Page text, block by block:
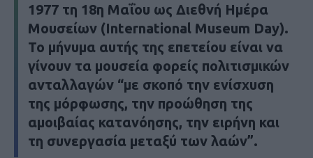
1977 τη 18η Μαΐου ως Διεθνή Ημέρα
Μουσείων (International Museum Day).
Το μήνυμα αυτής της επετείου είναι να
γίνουν τα μουσεία φορείς πολιτισμικών
ανταλλαγών “με σκοπό την ενίσχυση
της μόρφωσης, την προώθηση της
αμοιβαίας κατανόησης, την ειρήνη και
τη συνεργασία μεταξύ των λαών”.